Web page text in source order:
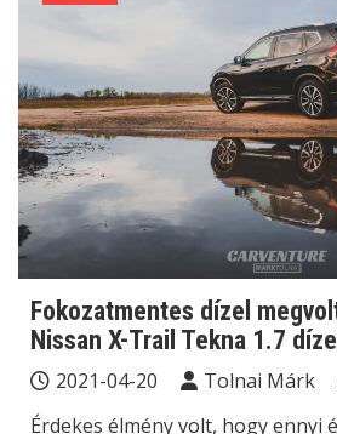
Fokozatmentes dízel
Nissan X-Trail Tekna 1.7
2021-04-20 Tolnai Márk
Érdekes élmény volt, hogy ennyi